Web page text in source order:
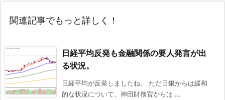
関連記事でもっと詳しく！
日経平均反発も金融関係の要人発言が出
る状況。
日経平均が反発しましたね。 ただ日銀からは緩和
的な状況について、神田財務官からは ...